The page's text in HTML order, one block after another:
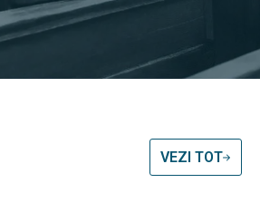
VEZI TOT